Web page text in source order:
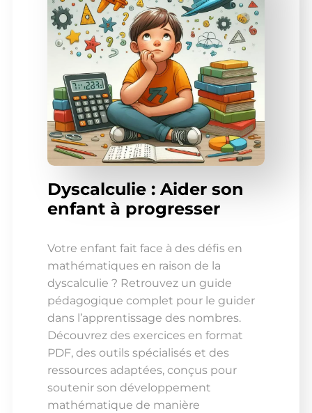
Dyscalculie : Aider son
enfant à progresser
Votre enfant fait face à des défis en
mathématiques en raison de la
dyscalculie ? Retrouvez un guide
pédagogique complet pour le guider
dans l’apprentissage des nombres.
Découvrez des exercices en format
PDF, des outils spécialisés et des
ressources adaptées, conçus pour
soutenir son développement
mathématique de manière